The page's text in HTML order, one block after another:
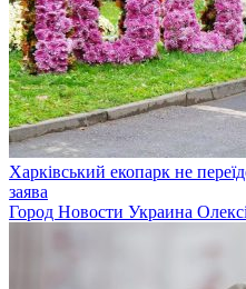
Харківський екопарк не
заява
Город Новости Украина